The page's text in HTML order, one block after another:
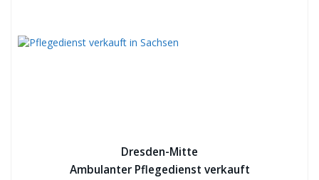
Dresden-Mitte
Ambulanter Pflegedienst verkauft